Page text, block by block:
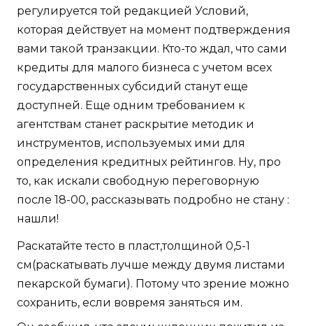
регулируется той редакцией Условий,
которая действует на момент подтверждения
вами такой транзакции. Кто-то ждал, что сами
кредиты для малого бизнеса с учетом всех
государственных субсидий станут еще
доступней. Еще одним требованием к
агентствам станет раскрытие методик и
инструментов, используемых ими для
определения кредитных рейтингов. Ну, про
то, как искали свободную переговорную
после 18-00, рассказывать подробно не стану :
нашли!
Раскатайте тесто в пласт,толщиной 0,5-1
см(раскатывать лучше между двумя листами
пекарской бумаги). Потому что зрение можно
сохранить, если вовремя заняться им.